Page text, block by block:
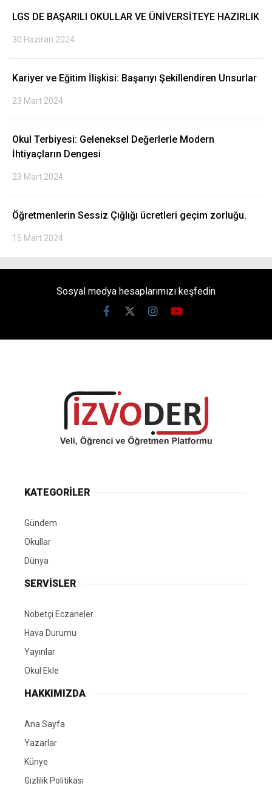
LGS DE BAŞARILI OKULLAR VE ÜNİVERSİTEYE HAZIRLIK
30 Haziran 2024
Kariyer ve Eğitim İlişkisi: Başarıyı Şekillendiren Unsurlar
23 Mart 2024
Okul Terbiyesi: Geleneksel Değerlerle Modern
İhtiyaçların Dengesi
23 Mart 2024
Öğretmenlerin Sessiz Çığlığı ücretleri geçim zorluğu.
15 Mart 2024
Sosyal medya hesaplarımızı keşfedin
KATEGORİLER
Gündem
Okullar
Dünya
SERVİSLER
Nöbetçi Eczaneler
Hava Durumu
Yayınlar
Okul Ekle
HAKKIMIZDA
Ana Sayfa
Yazarlar
Künye
Gizlilik Politikası